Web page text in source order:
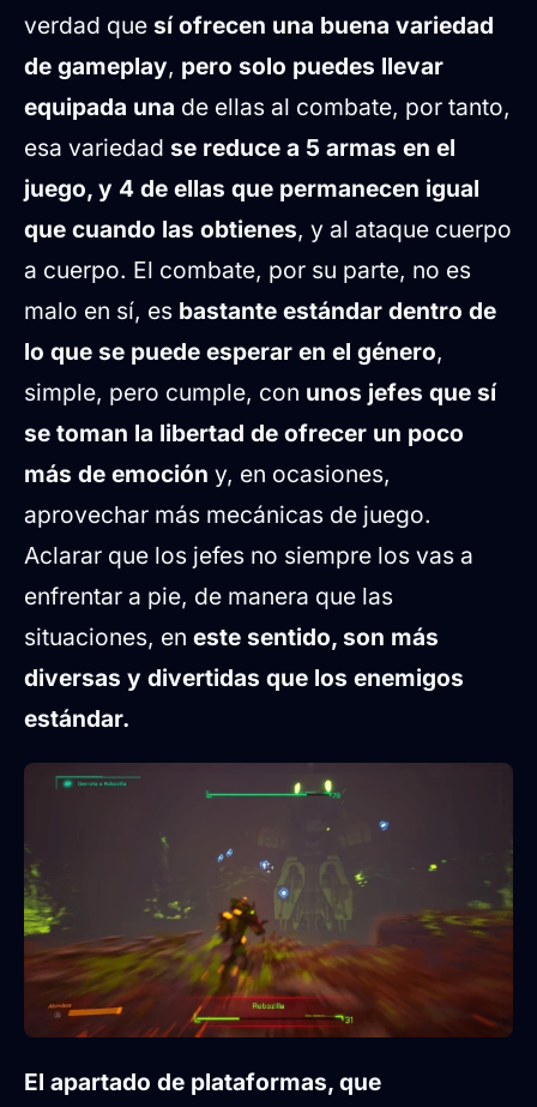
verdad que sí ofrecen una buena variedad
de gameplay, pero solo puedes llevar
equipada una de ellas al combate, por tanto,
esa variedad se reduce a 5 armas en el
juego, y 4 de ellas que permanecen igual
que cuando las obtienes, y al ataque cuerpo
a cuerpo. El combate, por su parte, no es
malo en sí, es bastante estándar dentro de
lo que se puede esperar en el género,
simple, pero cumple, con unos jefes que sí
se toman la libertad de ofrecer un poco
más de emoción y, en ocasiones,
aprovechar más mecánicas de juego.
Aclarar que los jefes no siempre los vas a
enfrentar a pie, de manera que las
situaciones, en este sentido, son más
diversas y divertidas que los enemigos
estándar.
El apartado de plataformas, que